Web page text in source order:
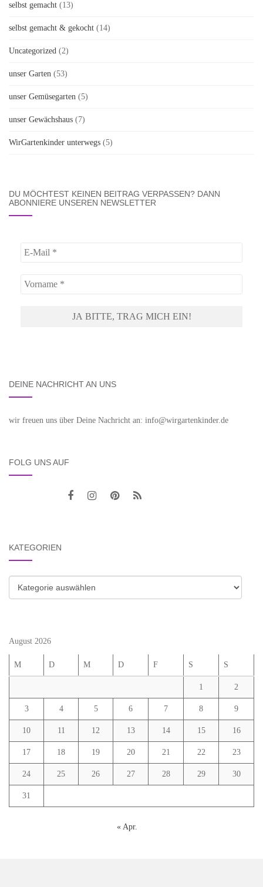
selbst gemacht (13)
selbst gemacht & gekocht (14)
Uncategorized (2)
unser Garten (53)
unser Gemüsegarten (5)
unser Gewächshaus (7)
WirGartenkinder unterwegs (5)
DU MÖCHTEST KEINEN BEITRAG VERPASSEN? DANN
ABONNIERE UNSEREN NEWSLETTER
DEINE NACHRICHT AN UNS
wir freuen uns über Deine Nachricht an: info@wirgartenkinder.de
FOLG UNS AUF
KATEGORIEN
Kategorien
August 2026
M D M D F S S
1 2
3 4 5 6 7 8 9
10 11 12 13 14 15 16
17 18 19 20 21 22 23
24 25 26 27 28 29 30
31
« Apr.